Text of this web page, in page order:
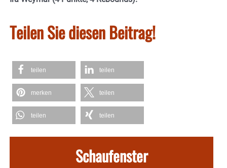
Teilen Sie diesen Beitrag!
teilen teilen
merken teilen
teilen teilen
Schaufenster